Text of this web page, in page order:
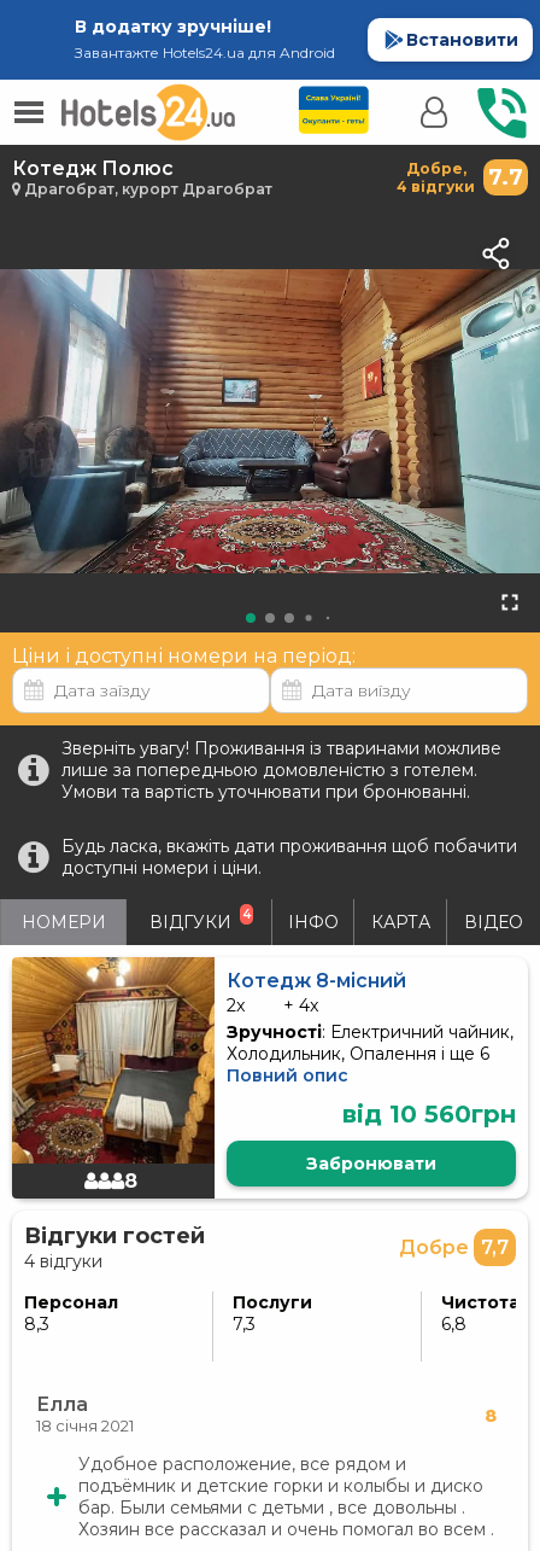
В додатку зручніше!
Завантажте Hotels24.ua для Android
Встановити
Котедж Полюс
Драгобрат, курорт Драгобрат
Добре, 7.7
4 відгуки
Ціни і доступні номери на період:
Зверніть увагу! Проживання із тваринами можливе
лише за попередньою домовленістю з готелем.
Умови та вартість уточнювати при бронюванні.
Будь ласка, вкажіть дати проживання щоб побачити
доступні номери і ціни.
НОМЕРИ ВІДГУКИ 4 ІНФО КАРТА ВІДЕО
8
Котедж 8-місний
2x
+ 4x
Зручності: Електричний чайник,
Холодильник, Опалення і ще 6
Повний опис
від 10 560грн
Забронювати
Відгуки гостей
4 відгуки
Добре 7,7
Персонал
8,3
Послуги
7,3
Чистота
6,8
Елла 8
18 січня 2021
Удобное расположение, все рядом и
подъёмник и детские горки и колыбы и диско
бар. Были семьями с детьми , все довольны .
Хозяин все рассказал и очень помогал во всем .